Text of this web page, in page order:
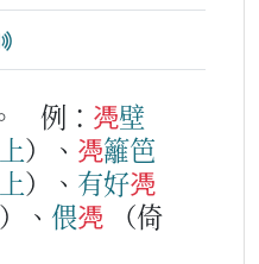
例： 凴壁
上）、 凴籬笆
上）、 有好凴
）、 偎凴
（倚